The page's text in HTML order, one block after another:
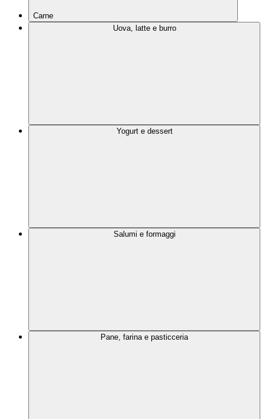
Carne
Uova, latte e burro
Yogurt e dessert
Salumi e formaggi
Pane, farina e pasticceria